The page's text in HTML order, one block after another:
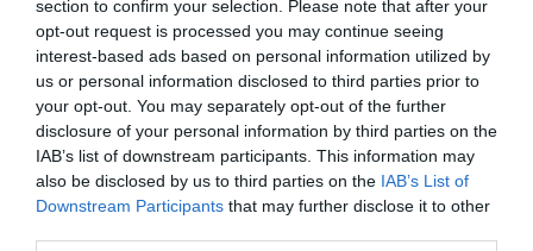
section to confirm your selection. Please note that after your
opt-out request is processed you may continue seeing
interest-based ads based on personal information utilized by
us or personal information disclosed to third parties prior to
your opt-out. You may separately opt-out of the further
disclosure of your personal information by third parties on the
IAB’s list of downstream participants. This information may
also be disclosed by us to third parties on the IAB’s List of
Downstream Participants that may further disclose it to other
JOGOS EM DIRETO
ÚLTIMOS
RESULTADOS
PRÓXIMOS
JOGOS
RESULTADOS
NOMEAÇÕES